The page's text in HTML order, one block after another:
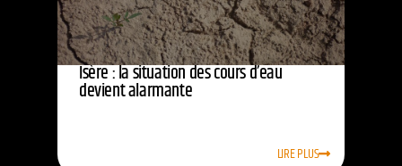
Isère : la situation des cours d’eau
devient alarmante
LIRE PLUS